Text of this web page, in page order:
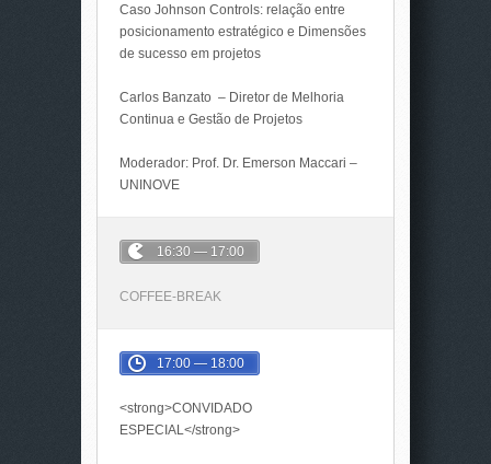
Caso Johnson Controls: relação entre
posicionamento estratégico e Dimensões
de sucesso em projetos
Carlos Banzato – Diretor de Melhoria
Continua e Gestão de Projetos
Moderador: Prof. Dr. Emerson Maccari –
UNINOVE
16:30 — 17:00
COFFEE-BREAK
17:00 — 18:00
<strong>CONVIDADO
ESPECIAL</strong>